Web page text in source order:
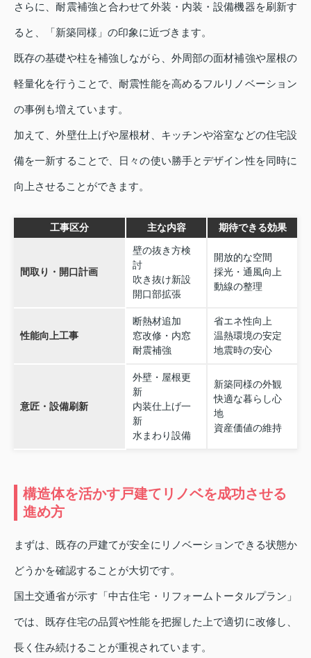
さらに、耐震補強と合わせて外装・内装・設備機器を刷新す
ると、「新築同様」の印象に近づきます。
既存の基礎や柱を補強しながら、外周部の面材補強や屋根の
軽量化を行うことで、耐震性能を高めるフルリノベーション
の事例も増えています。
加えて、外壁仕上げや屋根材、キッチンや浴室などの住宅設
備を一新することで、日々の使い勝手とデザイン性を同時に
向上させることができます。
工事区分 主な内容 期待できる効果
間取り・開口計画
壁の抜き方検
討
吹き抜け新設
開口部拡張
開放的な空間
採光・通風向上
動線の整理
性能向上工事
断熱材追加
窓改修・内窓
耐震補強
省エネ性向上
温熱環境の安定
地震時の安心
意匠・設備刷新
外壁・屋根更
新
内装仕上げ一
新
水まわり設備
新築同様の外観
快適な暮らし心
地
資産価値の維持
構造体を活かす戸建てリノベを成功させる
進め方
まずは、既存の戸建てが安全にリノベーションできる状態か
どうかを確認することが大切です。
国土交通省が示す「中古住宅・リフォームトータルプラン」
では、既存住宅の品質や性能を把握した上で適切に改修し、
長く住み続けることが重視されています。